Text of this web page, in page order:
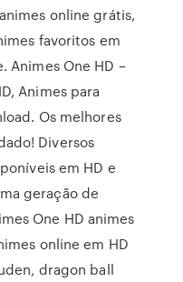
online grátis,
favoritos em
Animes One HD –
Animes para
Os melhores
Diversos
em HD e
geração de
One HD animes
online em HD
dragon ball